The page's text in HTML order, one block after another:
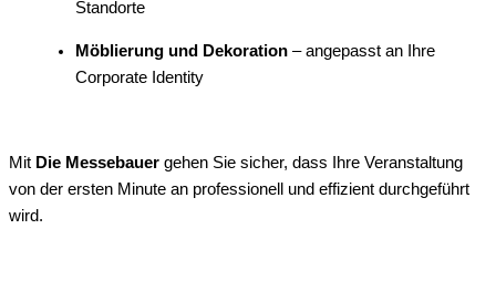
Standorte
Möblierung und Dekoration – angepasst an Ihre
Corporate Identity
Mit Die Messebauer gehen Sie sicher, dass Ihre Veranstaltung
von der ersten Minute an professionell und effizient durchgeführt
wird.